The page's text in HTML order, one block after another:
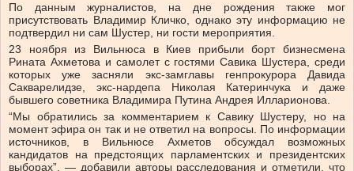
По данным журналистов, на дне рождения также мог
присутствовать Владимир Кличко, однако эту информацию не
подтвердил ни сам Шустер, ни гости мероприятия.
23 ноября из Вильнюса в Киев прибыли борт бизнесмена
Рината Ахметова и самолет с гостями Савика Шустера, среди
которых уже засняли экс-замглавы генпрокурора Давида
Сакварелидзе, экс-нардепа Николая Катеринчука и даже
бывшего советника Владимира Путина Андрея Илларионова.
“Мы обратились за комментарием к Савику Шустеру, но на
момент эфира он так и не ответил на вопросы. По информации
источников, в Вильнюсе Ахметов обсуждал возможных
кандидатов на предстоящих парламентских и президентских
выборах”, — добавили авторы расследования и отметили, что